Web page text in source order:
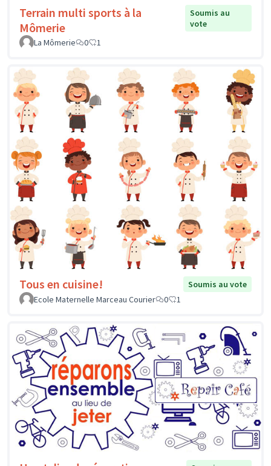
Terrain multi sports à la
Mômerie
Soumis au
vote
La Mômerie
0 1
Tous en cuisine!
Soumis au vote
Ecole Maternelle Marceau Courier
0 1